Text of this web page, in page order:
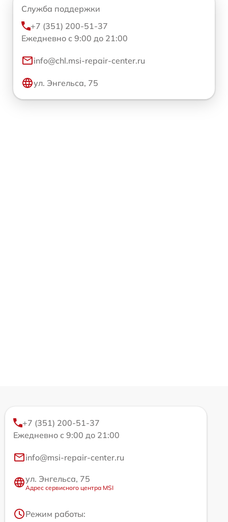
Служба поддержки
+7 (351) 200-51-37
Ежедневно с 9:00 до 21:00
info@chl.msi-repair-center.ru
ул. Энгельса, 75
+7 (351) 200-51-37
Ежедневно с 9:00 до 21:00
info@msi-repair-center.ru
ул. Энгельса, 75
Адрес сервисного центра MSI
Режим работы: